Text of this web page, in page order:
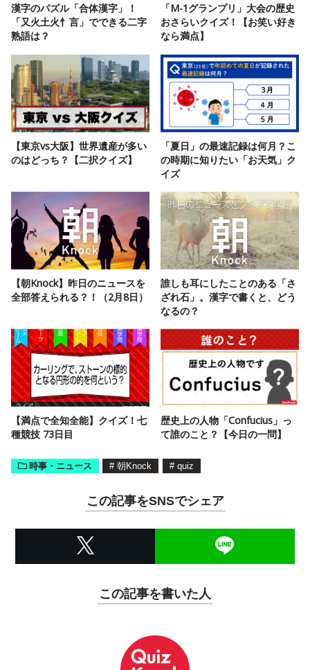
漢字のパズル「合体漢字」！
「又火土火忄言」でできる二字
熟語は？
「M-1グランプリ」大会の歴史
おさらいクイズ！【お笑い好き
なら満点】
【東京vs大阪】世界遺産が多い
のはどっち？【二択クイズ】
「夏日」の最速記録は何月？こ
の時期に知りたい「お天気」ク
イズ
【朝Knock】昨日のニュースを
全部答えられる？！（2月8日）
誰しも耳にしたことのある「さ
ざれ石」。漢字で書くと、どう
なるの？
【満点で全知全能】クイズ！七
種競技 73日目
歴史上の人物「Confucius」っ
て誰のこと？【今日の一問】
時事・ニュース # 朝Knock # quiz
この記事をSNSでシェア
この記事を書いた人